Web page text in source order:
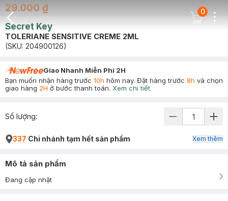
Back Icon
Cart Icon
0
29.000 ₫
Secret Key
TOLERIANE SENSITIVE CREME 2ML
(SKU: 204900126)
Giao Nhanh Miễn Phí 2H
Bạn muốn nhận hàng trước 10h hôm nay. Đặt hàng trước 8h và chọn
giao hàng 2H ở bước thanh toán. Xem chi tiết
Số lượng:
337 Chi nhánh tạm hết sản phẩm Xem thêm
Mô tả sản phẩm
Đang cập nhật